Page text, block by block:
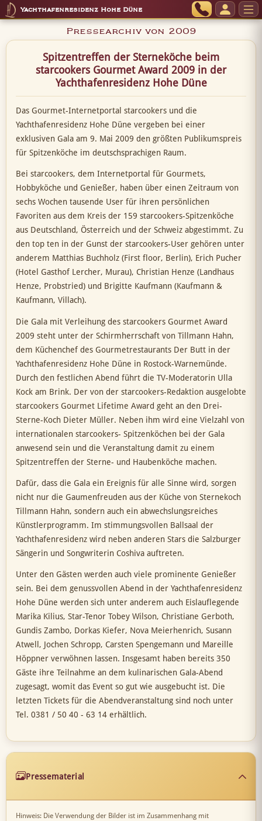
Yachthafenresidenz Hohe Düne
Pressearchiv von 2009
Spitzentreffen der Sterneköche beim
starcookers Gourmet Award 2009 in der
Yachthafenresidenz Hohe Düne
Das Gourmet-Internetportal starcookers und die
Yachthafenresidenz Hohe Düne vergeben bei einer
exklusiven Gala am 9. Mai 2009 den größten Publikumspreis
für Spitzenköche im deutschsprachigen Raum.
Bei starcookers, dem Internetportal für Gourmets,
Hobbyköche und Genießer, haben über einen Zeitraum von
sechs Wochen tausende User für ihren persönlichen
Favoriten aus dem Kreis der 159 starcookers-Spitzenköche
aus Deutschland, Österreich und der Schweiz abgestimmt. Zu
den top ten in der Gunst der starcookers-User gehören unter
anderem Matthias Buchholz (First floor, Berlin), Erich Pucher
(Hotel Gasthof Lercher, Murau), Christian Henze (Landhaus
Henze, Probstried) und Brigitte Kaufmann (Kaufmann &
Kaufmann, Villach).
Die Gala mit Verleihung des starcookers Gourmet Award
2009 steht unter der Schirmherrschaft von Tillmann Hahn,
dem Küchenchef des Gourmetrestaurants Der Butt in der
Yachthafenresidenz Hohe Düne in Rostock-Warnemünde.
Durch den festlichen Abend führt die TV-Moderatorin Ulla
Kock am Brink. Der von der starcookers-Redaktion ausgelobte
starcookers Gourmet Lifetime Award geht an den Drei-
Sterne-Koch Dieter Müller. Neben ihm wird eine Vielzahl von
internationalen starcookers- Spitzenköchen bei der Gala
anwesend sein und die Veranstaltung damit zu einem
Spitzentreffen der Sterne- und Haubenköche machen.
Dafür, dass die Gala ein Ereignis für alle Sinne wird, sorgen
nicht nur die Gaumenfreuden aus der Küche von Sternekoch
Tillmann Hahn, sondern auch ein abwechslungsreiches
Künstlerprogramm. Im stimmungsvollen Ballsaal der
Yachthafenresidenz wird neben anderen Stars die Salzburger
Sängerin und Songwriterin Coshiva auftreten.
Unter den Gästen werden auch viele prominente Genießer
sein. Bei dem genussvollen Abend in der Yachthafenresidenz
Hohe Düne werden sich unter anderem auch Eislauflegende
Marika Kilius, Star-Tenor Tobey Wilson, Christiane Gerboth,
Gundis Zambo, Dorkas Kiefer, Nova Meierhenrich, Susann
Atwell, Jochen Schropp, Carsten Spengemann und Mareille
Höppner verwöhnen lassen. Insgesamt haben bereits 350
Gäste ihre Teilnahme an dem kulinarischen Gala-Abend
zugesagt, womit das Event so gut wie ausgebucht ist. Die
letzten Tickets für die Abendveranstaltung sind noch unter
Tel. 0381 / 50 40 - 63 14 erhältlich.
Pressematerial
Hinweis: Die Verwendung der Bilder ist im Zusammenhang mit